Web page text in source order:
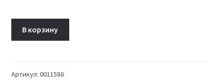
Методы
В корзину
Артикул: 0011586